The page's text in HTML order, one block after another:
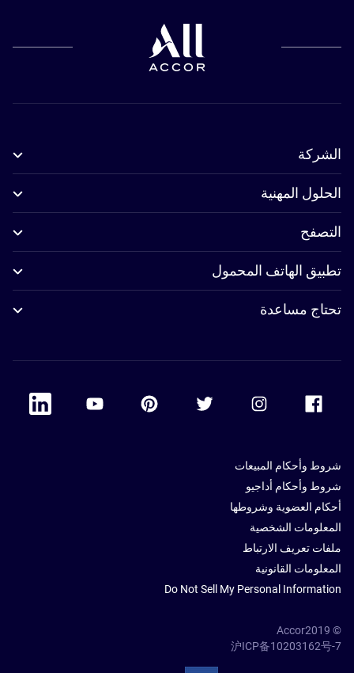
الشركة
الحلول المهنية
التصفح
تطبيق الهاتف المحمول
تحتاج مساعدة
Accor Facebook
Accor Twitter
Accor Pinterest
Accor Youtube
Linkedin
شروط وأحكام المبيعات
شروط وأحكام أداجيو
أحكام العضوية وشروطها
المعلومات الشخصية
ملفات تعريف الارتباط
المعلومات القانونية
Do Not Sell My Personal Information
© Accor2019
沪ICP备10203162号-7